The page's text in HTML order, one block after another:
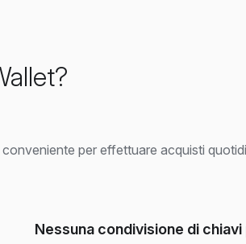
per effettuare acquisti
Nessuna condivisione di